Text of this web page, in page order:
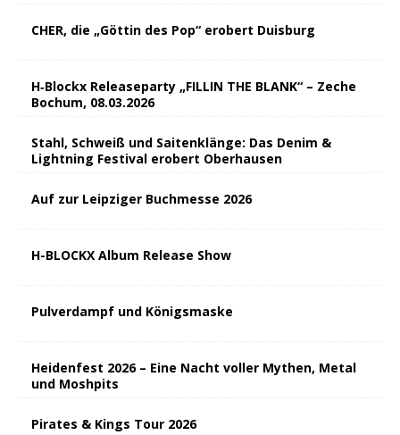
CHER, die „Göttin des Pop“ erobert Duisburg
H‑Blockx Releaseparty „FILLIN THE BLANK“ – Zeche
Bochum, 08.03.2026
Stahl, Schweiß und Saitenklänge: Das Denim &
Lightning Festival erobert Oberhausen
Auf zur Leipziger Buchmesse 2026
H-BLOCKX Album Release Show
Pulverdampf und Königsmaske
Heidenfest 2026 – Eine Nacht voller Mythen, Metal
und Moshpits
Pirates & Kings Tour 2026